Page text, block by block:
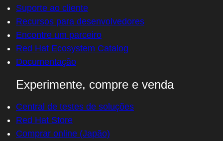
Suporte ao cliente
Recursos para desenvolvedores
Encontre um parceiro
Red Hat Ecosystem Catalog
Documentação
Experimente, compre e venda
Central de testes de soluções
Red Hat Store
Comprar online (Japão)